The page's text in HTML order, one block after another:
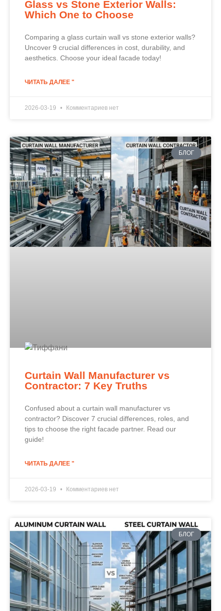
Glass vs Stone Exterior Walls:
Which One to Choose
Comparing a glass curtain wall vs stone exterior walls?
Uncover 9 crucial differences in cost, durability, and
aesthetics. Choose your ideal facade today!
ЧИТАТЬ ДАЛЕЕ "
2026-03-19 Комментариев нет
БЛОГ
Curtain Wall Manufacturer vs
Contractor: 7 Key Truths
Confused about a curtain wall manufacturer vs
contractor? Discover 7 crucial differences, roles, and
tips to choose the right facade partner. Read our
guide!
ЧИТАТЬ ДАЛЕЕ "
2026-03-19 Комментариев нет
БЛОГ